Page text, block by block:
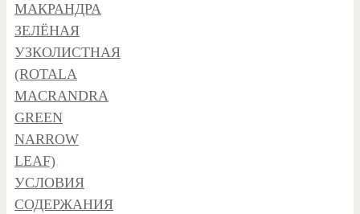
МАКРАНДРА
ЗЕЛЁНАЯ
УЗКОЛИСТНАЯ
(ROTALA
MACRANDRA
GREEN
NARROW
LEAF),
УСЛОВИЯ
СОДЕРЖАНИЯ